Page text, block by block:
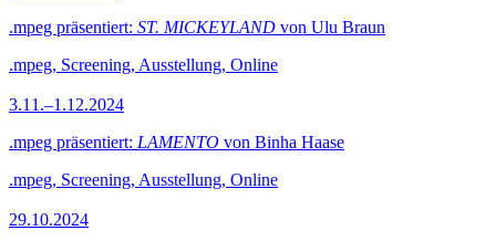
.mpeg präsentiert: ST. MICKEYLAND von Ulu Braun
.mpeg, Screening, Ausstellung, Online
3.11.–1.12.2024
.mpeg präsentiert: LAMENTO von Binha Haase
.mpeg, Screening, Ausstellung, Online
29.10.2024